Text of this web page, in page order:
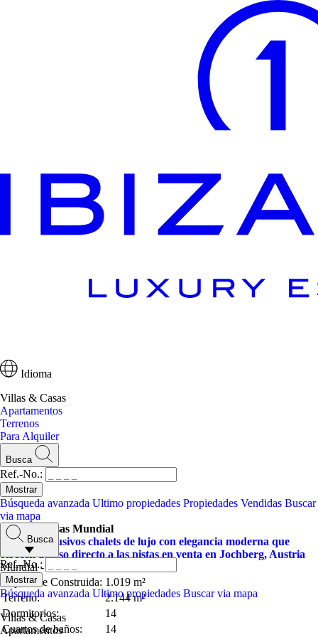
Idioma
Villas & Casas
Apartamentos
Terrenos
Para Alquiler
Busca
Ref.-No.:
Búsqueda avanzada Ultimo propiedades Propiedades Vendidas Buscar
via mapa
Busca
Ref.-No.:
Búsqueda avanzada Ultimo propiedades Buscar via mapa
Villas & Casas
Apartamentos
Villas & Casas Mundial
Cuatro exclusivos chalets de lujo con elegancia moderna que
ofrecen acceso directo a las pistas en venta en Jochberg, Austria
Mundial - Kitzbühel
Superficie Construida: 1.019 m²
Terreno:
2.144 m²
Dormitorios:
14
Cuartos de baños:
14